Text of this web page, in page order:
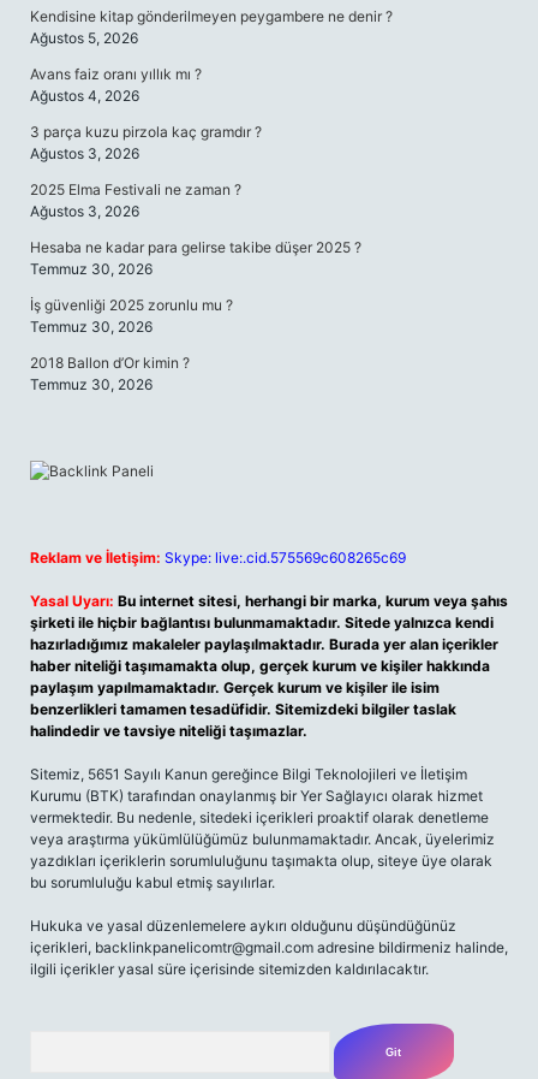
Kendisine kitap gönderilmeyen peygambere ne denir ?
Ağustos 5, 2026
Avans faiz oranı yıllık mı ?
Ağustos 4, 2026
3 parça kuzu pirzola kaç gramdır ?
Ağustos 3, 2026
2025 Elma Festivali ne zaman ?
Ağustos 3, 2026
Hesaba ne kadar para gelirse takibe düşer 2025 ?
Temmuz 30, 2026
İş güvenliği 2025 zorunlu mu ?
Temmuz 30, 2026
2018 Ballon d’Or kimin ?
Temmuz 30, 2026
Reklam ve İletişim: Skype: live:.cid.575569c608265c69
Yasal Uyarı: Bu internet sitesi, herhangi bir marka, kurum veya şahıs
şirketi ile hiçbir bağlantısı bulunmamaktadır. Sitede yalnızca kendi
hazırladığımız makaleler paylaşılmaktadır. Burada yer alan içerikler
haber niteliği taşımamakta olup, gerçek kurum ve kişiler hakkında
paylaşım yapılmamaktadır. Gerçek kurum ve kişiler ile isim
benzerlikleri tamamen tesadüfidir. Sitemizdeki bilgiler taslak
halindedir ve tavsiye niteliği taşımazlar.
Sitemiz, 5651 Sayılı Kanun gereğince Bilgi Teknolojileri ve İletişim
Kurumu (BTK) tarafından onaylanmış bir Yer Sağlayıcı olarak hizmet
vermektedir. Bu nedenle, sitedeki içerikleri proaktif olarak denetleme
veya araştırma yükümlülüğümüz bulunmamaktadır. Ancak, üyelerimiz
yazdıkları içeriklerin sorumluluğunu taşımakta olup, siteye üye olarak
bu sorumluluğu kabul etmiş sayılırlar.
Hukuka ve yasal düzenlemelere aykırı olduğunu düşündüğünüz
içerikleri, backlinkpanelicomtr@gmail.com adresine bildirmeniz halinde,
ilgili içerikler yasal süre içerisinde sitemizden kaldırılacaktır.